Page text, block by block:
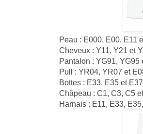
Peau : E000, E00, E11
Cheveux : Y11, Y21 et
Pantalon : YG91, YG95
Pull : YR04, YR07 et
Bottes : E33, E35 et E37
Châpeau : C1, C3, C5
Harnais : E11, E33,